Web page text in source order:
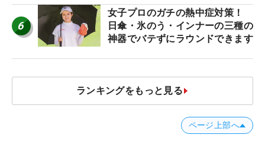
6
女子プロのガチの熱中症対策！
日傘・氷のう・インナーの三種の
神器でバテずにラウンドできます
ランキングをもっと見る
ページ上部へ